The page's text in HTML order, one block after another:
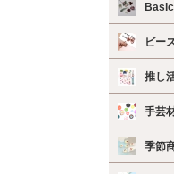
ビー
推し
手芸
季節